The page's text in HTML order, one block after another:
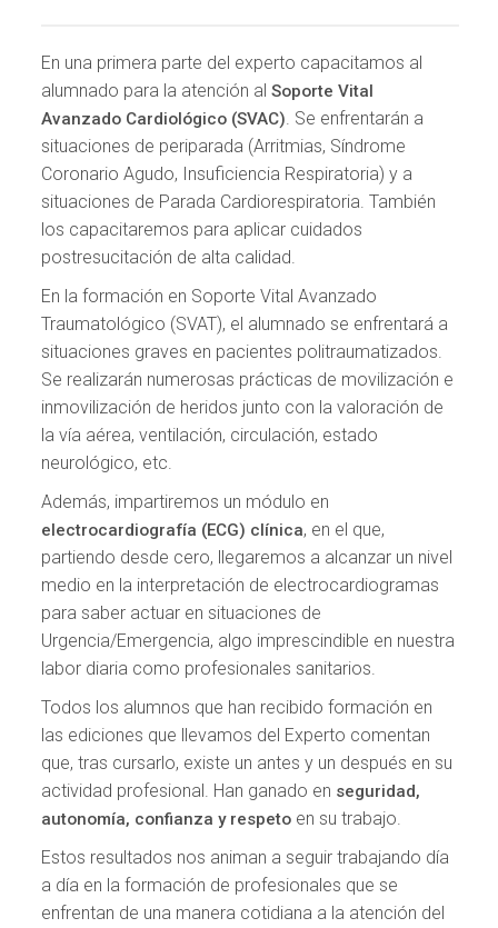
En una primera parte del experto capacitamos al
alumnado para la atención alSoporte Vital
Avanzado Cardiológico (SVAC). Se enfrentarán a
situaciones de periparada (Arritmias, Síndrome
Coronario Agudo, Insuficiencia Respiratoria) y a
situaciones de Parada Cardiorespiratoria. También
los capacitaremos para aplicar cuidados
postresucitación de alta calidad.
En la formación en Soporte Vital Avanzado
Traumatológico (SVAT), el alumnado se enfrentará a
situaciones graves en pacientes politraumatizados.
Se realizarán numerosas prácticas de movilización e
inmovilización de heridos junto con la valoración de
la vía aérea, ventilación, circulación, estado
neurológico, etc.
Además, impartiremos un módulo en
electrocardiografía (ECG) clínica, en el que,
partiendo desde cero, llegaremos a alcanzar un nivel
medio en la interpretación de electrocardiogramas
para saber actuar en situaciones de
Urgencia/Emergencia, algo imprescindible en nuestra
labor diaria como profesionales sanitarios.
Todos los alumnos que han recibido formación en
las ediciones que llevamos del Experto comentan
que, tras cursarlo, existe un antes y un después en su
actividad profesional. Han ganado en seguridad,
autonomía, confianza y respeto en su trabajo.
Estos resultados nos animan a seguir trabajando día
a día en la formación de profesionales que se
enfrentan de una manera cotidiana a la atención del